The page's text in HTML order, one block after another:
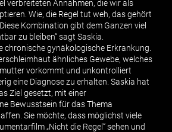
verbreiteten Annahmen, die wir als
Wie, die Regel tut weh, das gehört
Kombination gibt dem Ganzen viel
zu bleiben“ sagt Saskia.
chronische gynäkologische Erkrankung.
ähnliches Gewebe, welches
vorkommt und unkontrolliert
eine Diagnose zu erhalten. Saskia hat
Ziel gesetzt, mit einer
Bewusstsein für das Thema
Sie möchte, dass möglichst viele
„Nicht die Regel“ sehen und